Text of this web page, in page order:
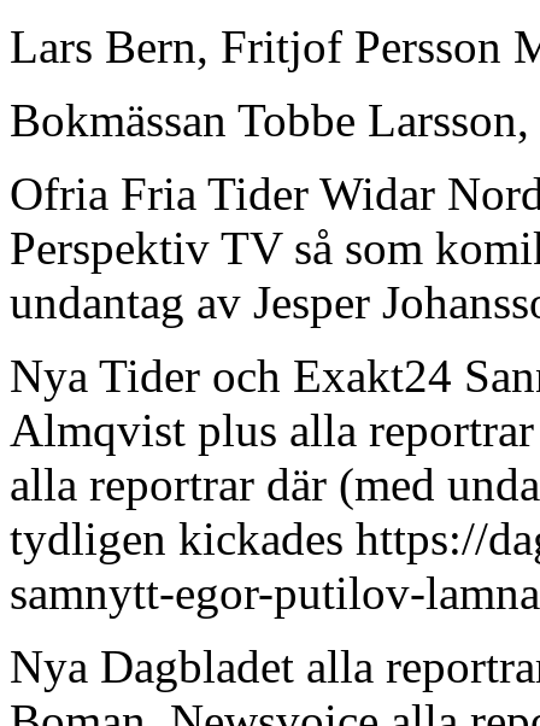
Lars Bern, Fritjof Persson
Bokmässan Tobbe
Ofria Fria Tider Widar
Perspektiv TV så som
undantag av Jesper
Nya Tider och Exakt24
Almqvist plus alla
alla reportrar där (med
tydligen kickades https://
samnytt-egor-putilov-
Nya Dagbladet alla